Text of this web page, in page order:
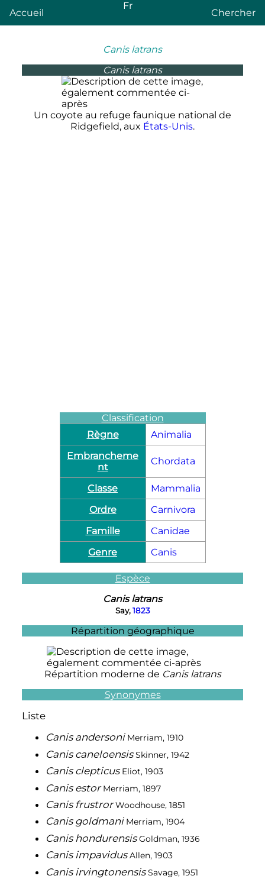
Accueil
Fr
Chercher
Canis latrans
Canis latrans
Un coyote au refuge faunique national de
Ridgefield, aux États-Unis.
Classification
Règne
Animalia
Embrancheme
nt
Chordata
Classe
Mammalia
Ordre
Carnivora
Famille
Canidae
Genre
Canis
Espèce
Canis latrans
Say,1823
Répartition géographique
Répartition moderne de Canis latrans
Synonymes
Liste
Canis andersoni Merriam, 1910
Canis caneloensis Skinner, 1942
Canis clepticus Eliot, 1903
Canis estor Merriam, 1897
Canis frustror Woodhouse, 1851
Canis goldmani Merriam, 1904
Canis hondurensis Goldman, 1936
Canis impavidus Allen, 1903
Canis irvingtonensis Savage, 1951